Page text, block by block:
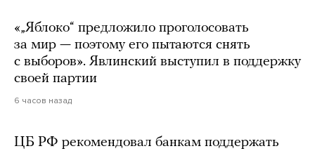
«„Яблоко“ предложило проголосовать
за мир — поэтому его пытаются снять
с выборов». Явлинский выступил в поддержку
своей партии
6 часов назад
ЦБ РФ рекомендовал банкам поддержать